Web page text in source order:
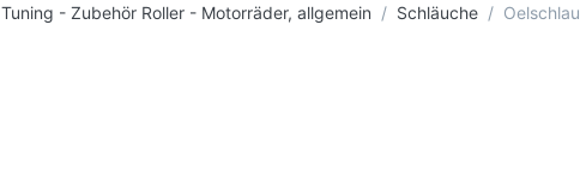
Tuning - Zubehör Roller - Motorräder, allgemein Schläuche